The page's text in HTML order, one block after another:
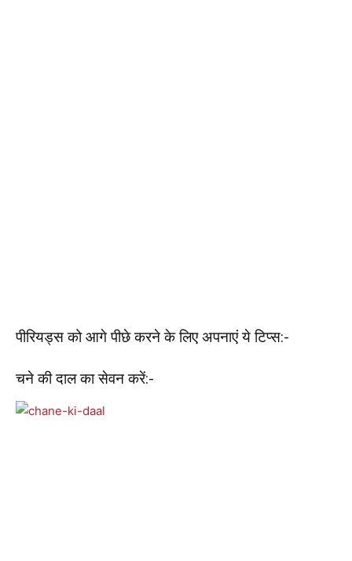
पीरियड्स को आगे पीछे करने के लिए अपनाएं ये टिप्स:-
चने की दाल का सेवन करें:-